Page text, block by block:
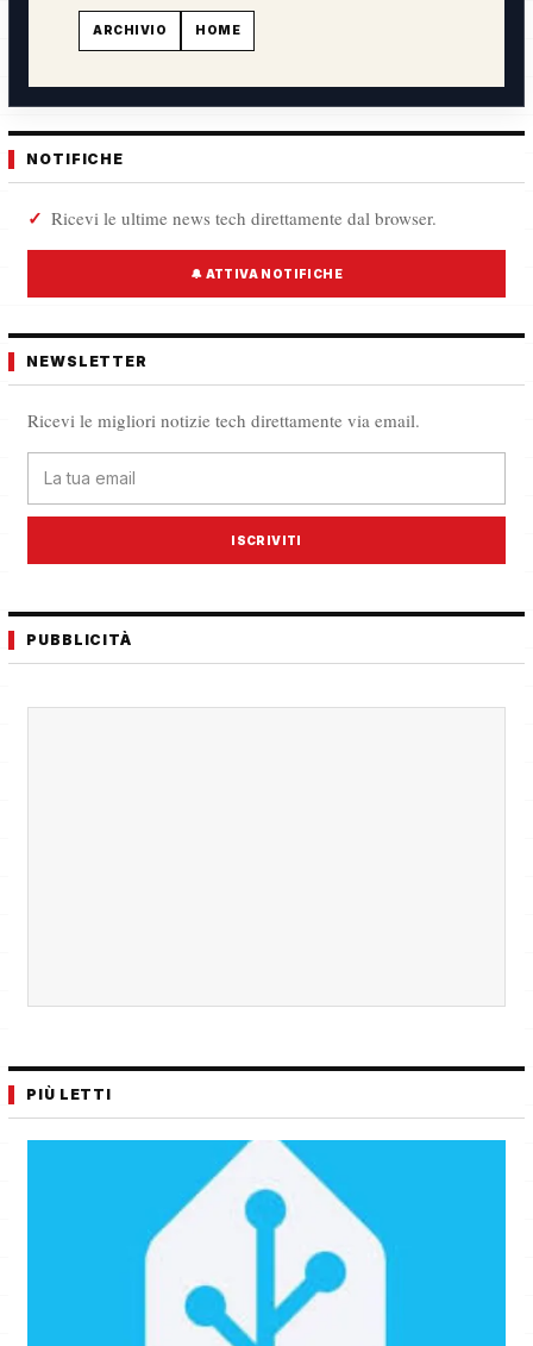
ARCHIVIO HOME
NOTIFICHE
Ricevi le ultime news tech direttamente dal browser.
🔔 ATTIVA NOTIFICHE
NEWSLETTER
Ricevi le migliori notizie tech direttamente via email.
ISCRIVITI
PUBBLICITÀ
PIÙ LETTI